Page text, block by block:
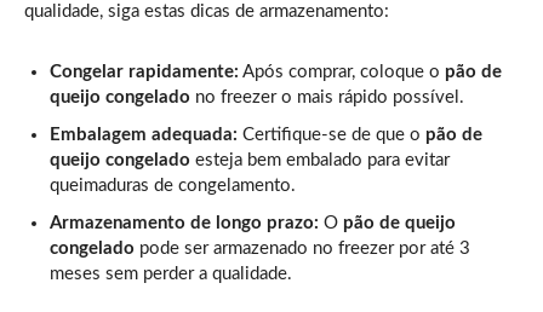
qualidade, siga estas dicas de armazenamento:
Congelar rapidamente: Após comprar, coloque o pão de
queijo congelado no freezer o mais rápido possível.
Embalagem adequada: Certifique-se de que o pão de
queijo congelado esteja bem embalado para evitar
queimaduras de congelamento.
Armazenamento de longo prazo: O pão de queijo
congelado pode ser armazenado no freezer por até 3
meses sem perder a qualidade.